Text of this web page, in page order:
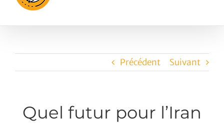
Précédent Suivant
Quel futur pour l’Iran